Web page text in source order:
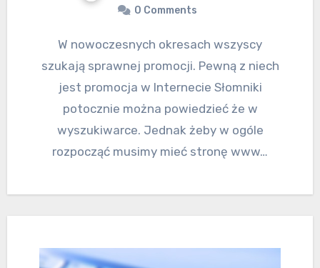
0 Comments
W nowoczesnych okresach wszyscy
szukają sprawnej promocji. Pewną z niech
jest promocja w Internecie Słomniki
potocznie można powiedzieć że w
wyszukiwarce. Jednak żeby w ogóle
rozpocząć musimy mieć stronę www…